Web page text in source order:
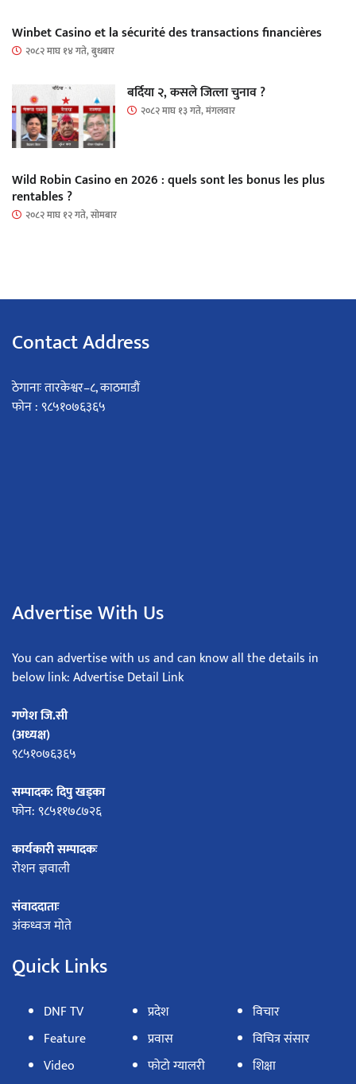
Winbet Casino et la sécurité des transactions financières
२०८२ माघ १४ गते, बुधबार
बर्दिया २, कसले जित्ला चुनाव ?
२०८२ माघ १३ गते, मंगलवार
Wild Robin Casino en 2026 : quels sont les bonus les plus
rentables ?
२०८२ माघ १२ गते, सोमबार
Contact Address
ठेगानाः तारकेश्वर–८, काठमाडौं
फोन : ९८५१०७६३६५
Advertise With Us
You can advertise with us and can know all the details in
below link: Advertise Detail Link
गणेश जि.सी
(अध्यक्ष)
९८५१०७६३६५
सम्पादक: दिपु खड्का
फोन: ९८५११७८७२६
कार्यकारी सम्पादकः
रोशन ज्ञवाली
संवाददाताः
अंकध्वज मोते
Quick Links
DNF TV
Feature
Video
प्रदेश
प्रवास
फोटो ग्यालरी
विचार
विचित्र संसार
शिक्षा